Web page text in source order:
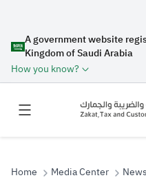
A government website
Kingdom of Saudi Arabia
How you know?
Home Media Center News